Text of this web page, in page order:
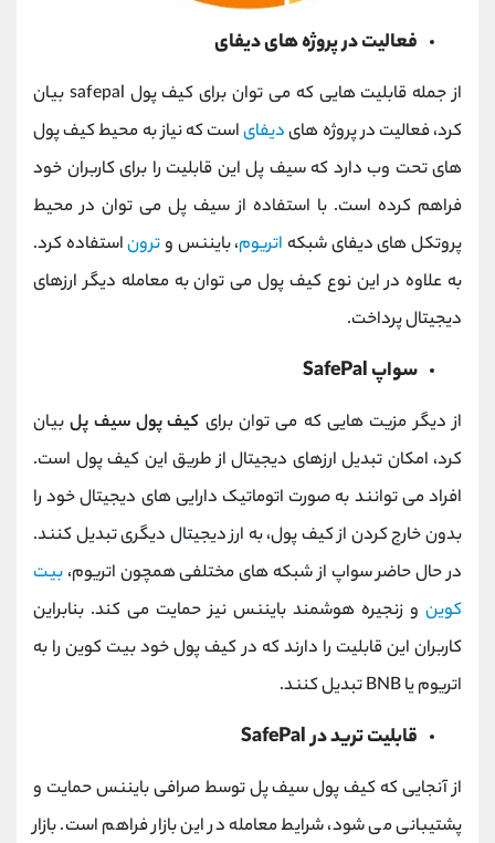
فعالیت در پروژه های دیفای
از جمله قابلیت هایی که می توان برای کیف پول safepal بیان
کرد، فعالیت در پروژه هایدیفایاست که نیاز به محیط کیف پول
های تحت وب دارد که سیف پل این قابلیت را برای کاربران خود
فراهم کرده است. با استفاده از سیف پل می توان در محیط
پروتکل های دیفای شبکه اتریوم، بایننس وتروناستفاده کرد.
به علاوه در این نوع کیف پول می توان به معامله دیگر ارزهای
دیجیتال پرداخت.
سواپ SafePal
از دیگر مزیت هایی که می توان برای کیف پول سیف پلبیان
کرد، امکان تبدیل ارزهای دیجیتال از طریق این کیف پول است.
افراد می توانند به صورت اتوماتیک دارایی های دیجیتال خود را
بدون خارج کردن از کیف پول، به ارز دیجیتال دیگری تبدیل کنند.
در حال حاضر سواپ از شبکه های مختلفی همچون اتریوم، بیت
کوین و زنجیره هوشمند بایننس نیز حمایت می کند. بنابراین
کاربران این قابلیت را دارند که در کیف پول خود بیت کوین را به
اتریوم یا BNB تبدیل کنند.
قابلیت ترید در SafePal
از آنجایی که کیف پول سیف پل توسط صرافی بایننس حمایت و
پشتیبانی می شود، شرایط معامله در این بازار فراهم است. بازار